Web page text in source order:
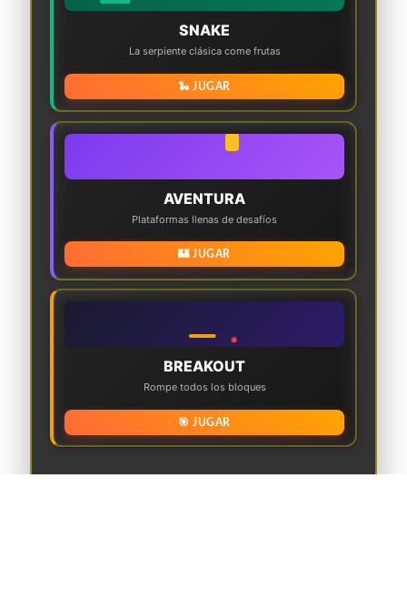
SNAKE
La serpiente clásica come frutas
🐍 JUGAR
AVENTURA
Plataformas llenas de desafíos
🏰 JUGAR
BREAKOUT
Rompe todos los bloques
🎯 JUGAR